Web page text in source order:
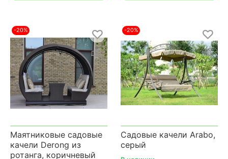
-20%
Маятниковые садовые
качели Derong из
ротанга, коричневый
-20%
Садовые качели Arabo,
серый